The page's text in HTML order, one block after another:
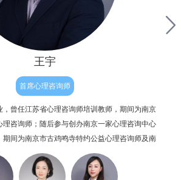
王宇
首席心理咨询师
，曾任江苏省心理咨询师培训教师，期间为南京
理咨询师；随后参与创办南京一家心理咨询中心
期间为南京市古鸡鸣寺特约公益心理咨询师及南
心副主任。咨询案例过两千例，治疗时长超一